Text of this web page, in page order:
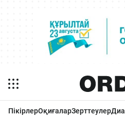
ПікірлерОқиғаларЗерттеулер